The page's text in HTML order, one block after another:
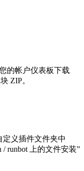
的帐户仪表板下载
ZIP。
定义插件文件夹中
/ runbot 上的文件安装”